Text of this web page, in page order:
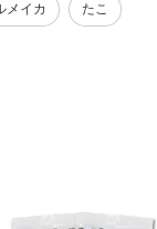
メイカ たこ